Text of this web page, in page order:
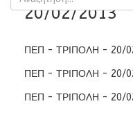
20/02/2013
ΠΕΠ - ΤΡΙΠΟΛΗ - 20/
ΠΕΠ - ΤΡΙΠΟΛΗ - 20/
ΠΕΠ - ΤΡΙΠΟΛΗ - 20/